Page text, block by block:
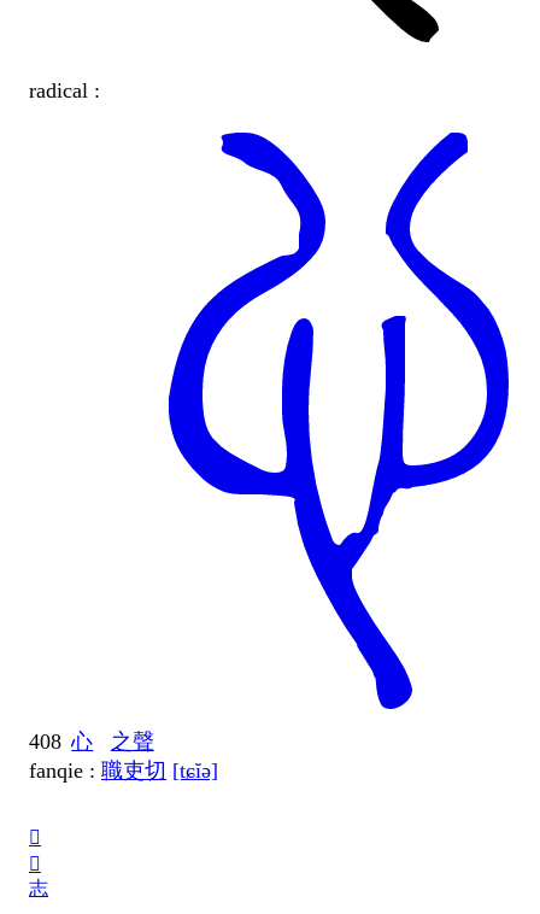
radical :
408 心
之聲
fanqie : 職吏切 [tɕĭə]
𢗍
𢖽
志